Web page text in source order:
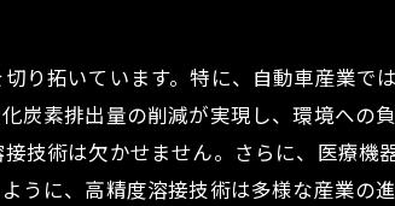
り拓いています。特に、自動車産業で
炭素排出量の削減が実現し、環境への
技術は欠かせません。さらに、医療機
うに、高精度溶接技術は多様な産業の